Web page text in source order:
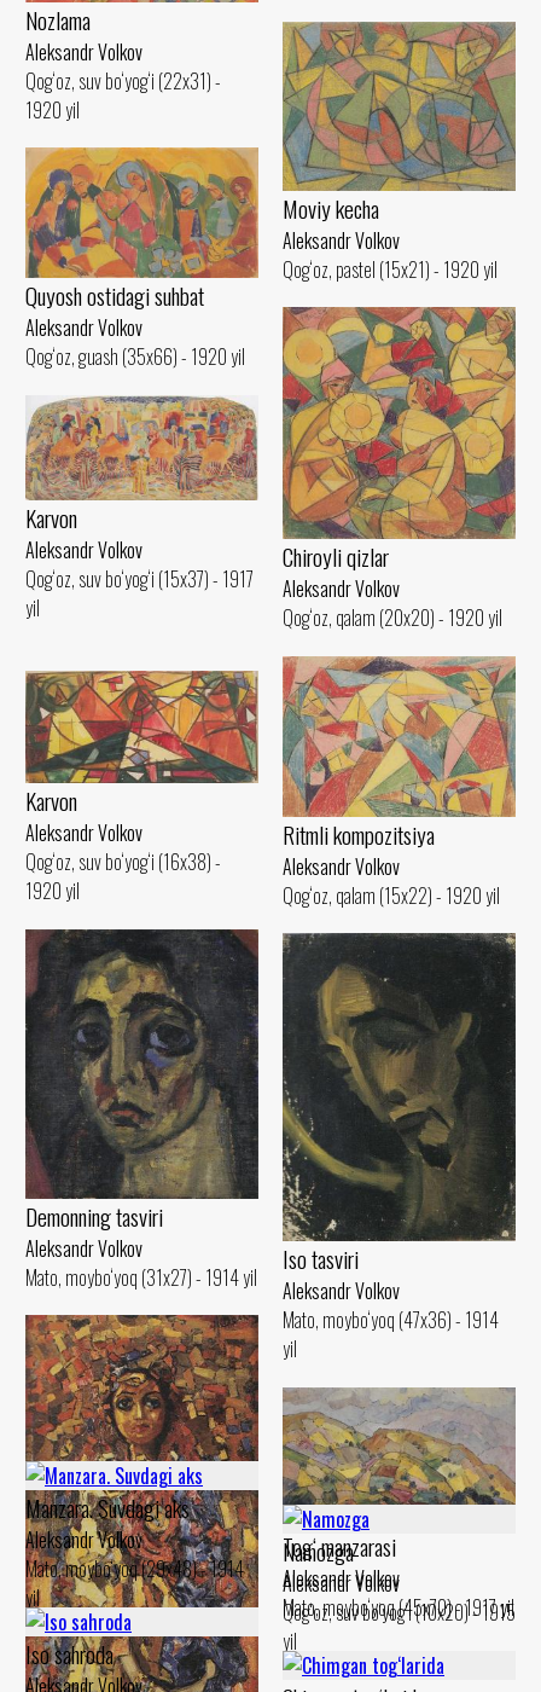
Nozlama
Aleksandr Volkov
Qog‘oz, suv bo‘yog‘i (22x31) -
1920 yil
Moviy kecha
Aleksandr Volkov
Qog‘oz, pastel (15x21) - 1920 yil
Quyosh ostidagi suhbat
Aleksandr Volkov
Qog‘oz, guash (35x66) - 1920 yil
Chiroyli qizlar
Aleksandr Volkov
Qog‘oz, qalam (20x20) - 1920 yil
Karvon
Aleksandr Volkov
Qog‘oz, suv bo‘yog‘i (15x37) - 1917
yil
Ritmli kompozitsiya
Aleksandr Volkov
Qog‘oz, qalam (15x22) - 1920 yil
Karvon
Aleksandr Volkov
Qog‘oz, suv bo‘yog‘i (16x38) -
1920 yil
Demonning tasviri
Aleksandr Volkov
Mato, moybo‘yoq (31x27) - 1914 yil
Iso tasviri
Aleksandr Volkov
Mato, moybo‘yoq (47x36) - 1914
yil
Tog‘ manzarasi
Aleksandr Volkov
Mato, moybo‘yoq (45x70) - 1917 yil
Manzara. Suvdagi aks
Aleksandr Volkov
Mato, moybo‘yoq (29x48) - 1914
yil
Namozga
Aleksandr Volkov
Qog‘oz, suv bo‘yog‘i (10x20) - 1915
yil
Iso sahroda